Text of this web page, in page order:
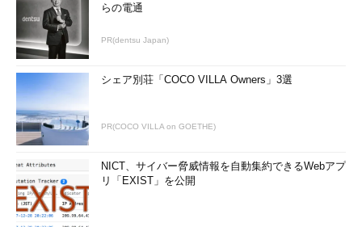
スタムロールを作成（定義）する。その際、サブスクリプション
レベルでカスタムロールを作成するための許可（組み込み済みの
ロールなら「
所有者」など）が与えられているユーザーでデプロ
イすること。
// ファイル名： roledefine.bicep
targetScope
ブスクリプションレベルでロール定義
param roleName
param
description
らの電通
PR(dentsu Japan)
シェア別荘「COCO VILLA Owners」3選
PR(COCO VILLA on GOETHE)
NICT、サイバー脅威情報を自動集約できるWebアプ
リ「EXIST」を公開